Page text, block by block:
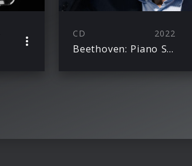
CD 2022
Beethoven: Piano Sonatas Opp. 101 & 106